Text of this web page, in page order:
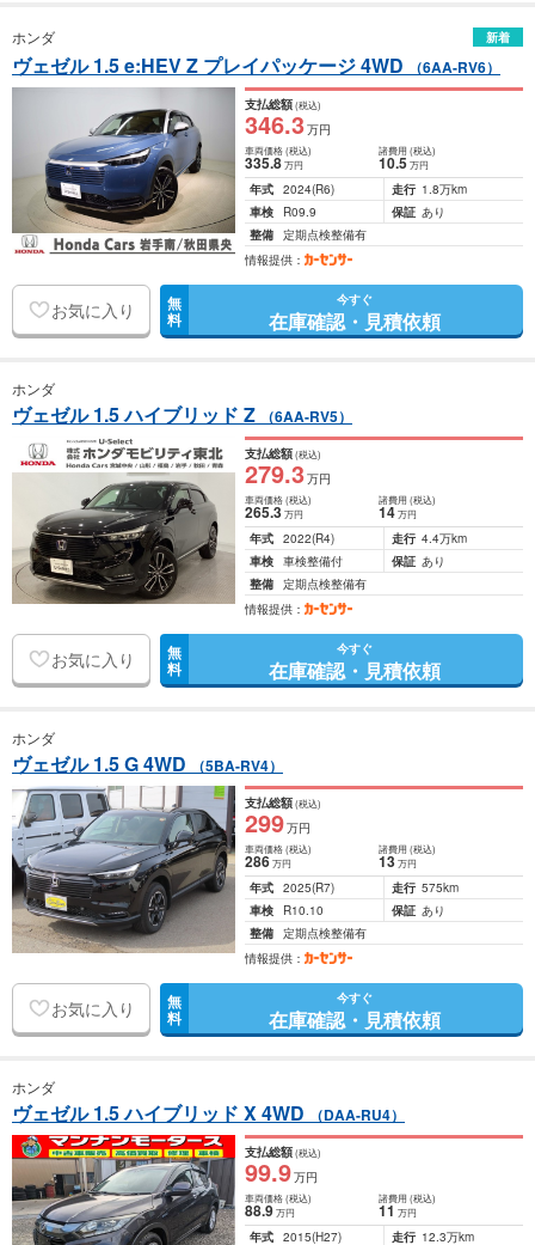
ホンダ 新着
ヴェゼル 1.5 e:HEV Z プレイパッケージ 4WD （6AA-RV6）
支払総額(税込)
346.3万円
車両価格(税込)
335.8万円
諸費用 (税込)
10.5 万円
年式 2024(R6) 走行 1.8万km
車検
R09.9 保証 あり
整備 定期点検整備有
情報提供：
お気に入り 無
料
今すぐ
在庫確認・見積依頼
ホンダ
ヴェゼル 1.5 ハイブリッド Z （6AA-RV5）
支払総額(税込)
279.3万円
車両価格(税込)
265.3万円
諸費用 (税込)
14 万円
年式 2022(R4) 走行 4.4万km
車検 車検整備付 保証 あり
整備 定期点検整備有
情報提供：
お気に入り 無
料
今すぐ
在庫確認・見積依頼
ホンダ
ヴェゼル 1.5 G 4WD （5BA-RV4）
支払総額(税込)
299万円
車両価格(税込)
286万円
諸費用 (税込)
13 万円
年式 2025(R7) 走行 575km
車検
R10.10 保証 あり
整備 定期点検整備有
情報提供：
お気に入り 無
料
今すぐ
在庫確認・見積依頼
ホンダ
ヴェゼル 1.5 ハイブリッド X 4WD （DAA-RU4）
支払総額(税込)
99.9万円
車両価格(税込)
88.9万円
諸費用 (税込)
11 万円
年式 2015(H27) 走行 12.3万km